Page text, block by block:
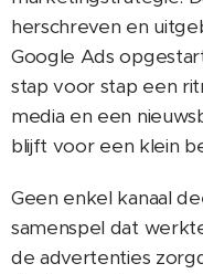
herschreven en
Google Ads
stap voor stap een
media en een
blijft voor een klein
Geen enkel kanaal
samenspel dat
de advertenties